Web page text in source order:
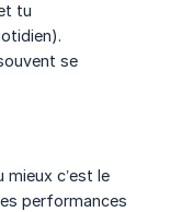
tu
se
c’est le
performances